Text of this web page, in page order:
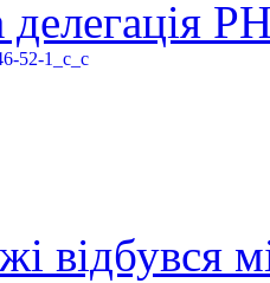
делегація
відбувся